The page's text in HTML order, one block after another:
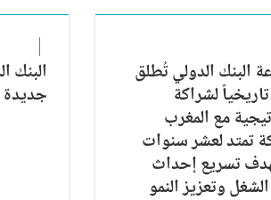
البنك الدولي تُطلق
لشراكة
مع المغرب
تمتد لعشر سنوات
تسريع إحداث
وتعزيز النمو
البنك
جديدة